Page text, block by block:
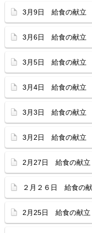
3月9日 給食の献立
3月6日 給食の献立
3月5日 給食の献立
3月4日 給食の献立
3月3日 給食の献立
3月2日 給食の献立
2月27日 給食の献立
２月２６日 給食の
2月25日 給食の献立